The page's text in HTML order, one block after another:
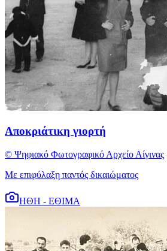
Αποκριάτικη γιορτή
© Ψηφιακό Φωτογραφικό Αρχείο Αίγινας
Με επιφύλαξη παντός δικαιώματος
ΗΘΗ - ΕΘΙΜΑ